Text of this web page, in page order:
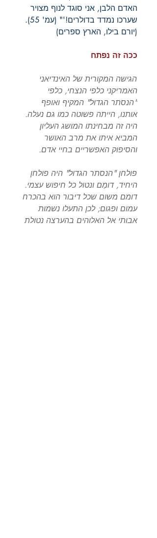
האדם הלבן, אני סוגד לנוף מצויר
שערכו נמדד בדולרים!'" (עמ' 55).
(יורם בילו, הארץ ספרים)
ככה זה נפתח
הגישה המקורית של האינדיאני
האמריקני כלפי הנצחי, כלפי
"הנסתר הגדול" המקיף ואופף
אותנו, הייתה פשוטה כמו גם נעלה.
היה זה מבחינתו המושג העליון
המביא איתו את מרב האושר
והסיפוק האפשריים בחיי אדם.
פולחן "הנסתר הגדול" היה פולחן
היחיד, דומֵם ונטול כל חיפוש עצמי.
דומם משום שכל דיבור הוא בהכרח
עמום ופגום; לכן התעלו נשמות
אבותי אל האלוהים בהערצה נטולת